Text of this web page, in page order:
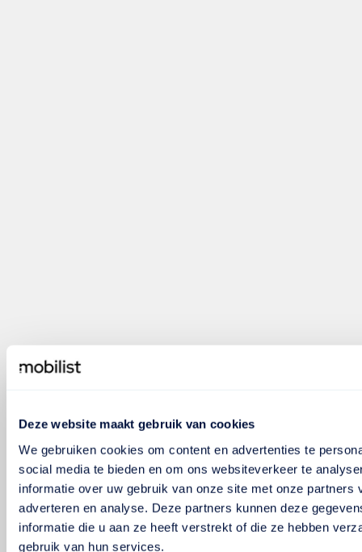
Deze website maakt gebruik van cookies
We gebruiken cookies om content en advertenties te
social media te bieden en om ons websiteverkeer te
informatie over uw gebruik van onze site met onze partners
adverteren en analyse. Deze partners kunnen deze
informatie die u aan ze heeft verstrekt of die ze hebben
gebruik van hun services.